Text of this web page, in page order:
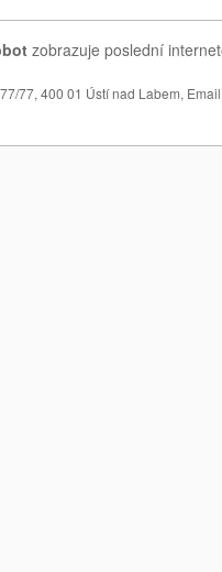
zobrazuje poslední
77, 400 01 Ústí nad Labem,